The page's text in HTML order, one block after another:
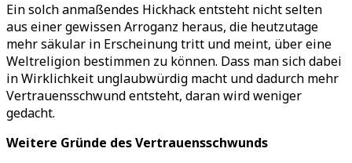
Ein solch anmaßendes Hickhack entsteht nicht selten
aus einer gewissen Arroganz heraus, die heutzutage
mehr säkular in Erscheinung tritt und meint, über eine
Weltreligion bestimmen zu können. Dass man sich dabei
in Wirklichkeit unglaubwürdig macht und dadurch mehr
Vertrauensschwund entsteht, daran wird weniger
gedacht.
Weitere Gründe des Vertrauensschwunds